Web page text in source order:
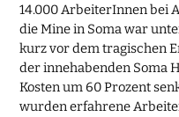
14.000 ArbeiterInnen bei
die Mine in Soma war
kurz vor dem tragischen
der innehabenden Soma
Kosten um 60 Prozent
wurden erfahrene